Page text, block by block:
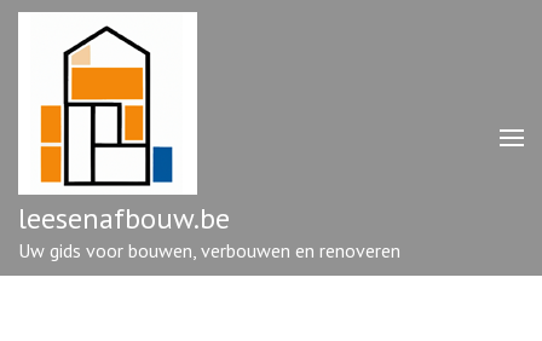
Ga
enter)
leesenafbouw.be
Uw gids voor bouwen, verbouwen en renoveren